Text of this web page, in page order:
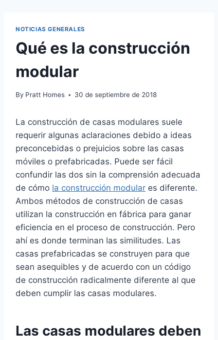
NOTICIAS GENERALES
Qué es la construcción
modular
By Pratt Homes 30 de septiembre de 2018
La construcción de casas modulares suele
requerir algunas aclaraciones debido a ideas
preconcebidas o prejuicios sobre las casas
móviles o prefabricadas. Puede ser fácil
confundir las dos sin la comprensión adecuada
de cómo la construcción modular es diferente.
Ambos métodos de construcción de casas
utilizan la construcción en fábrica para ganar
eficiencia en el proceso de construcción. Pero
ahí es donde terminan las similitudes. Las
casas prefabricadas se construyen para que
sean asequibles y de acuerdo con un código
de construcción radicalmente diferente al que
deben cumplir las casas modulares.
Las casas modulares deben